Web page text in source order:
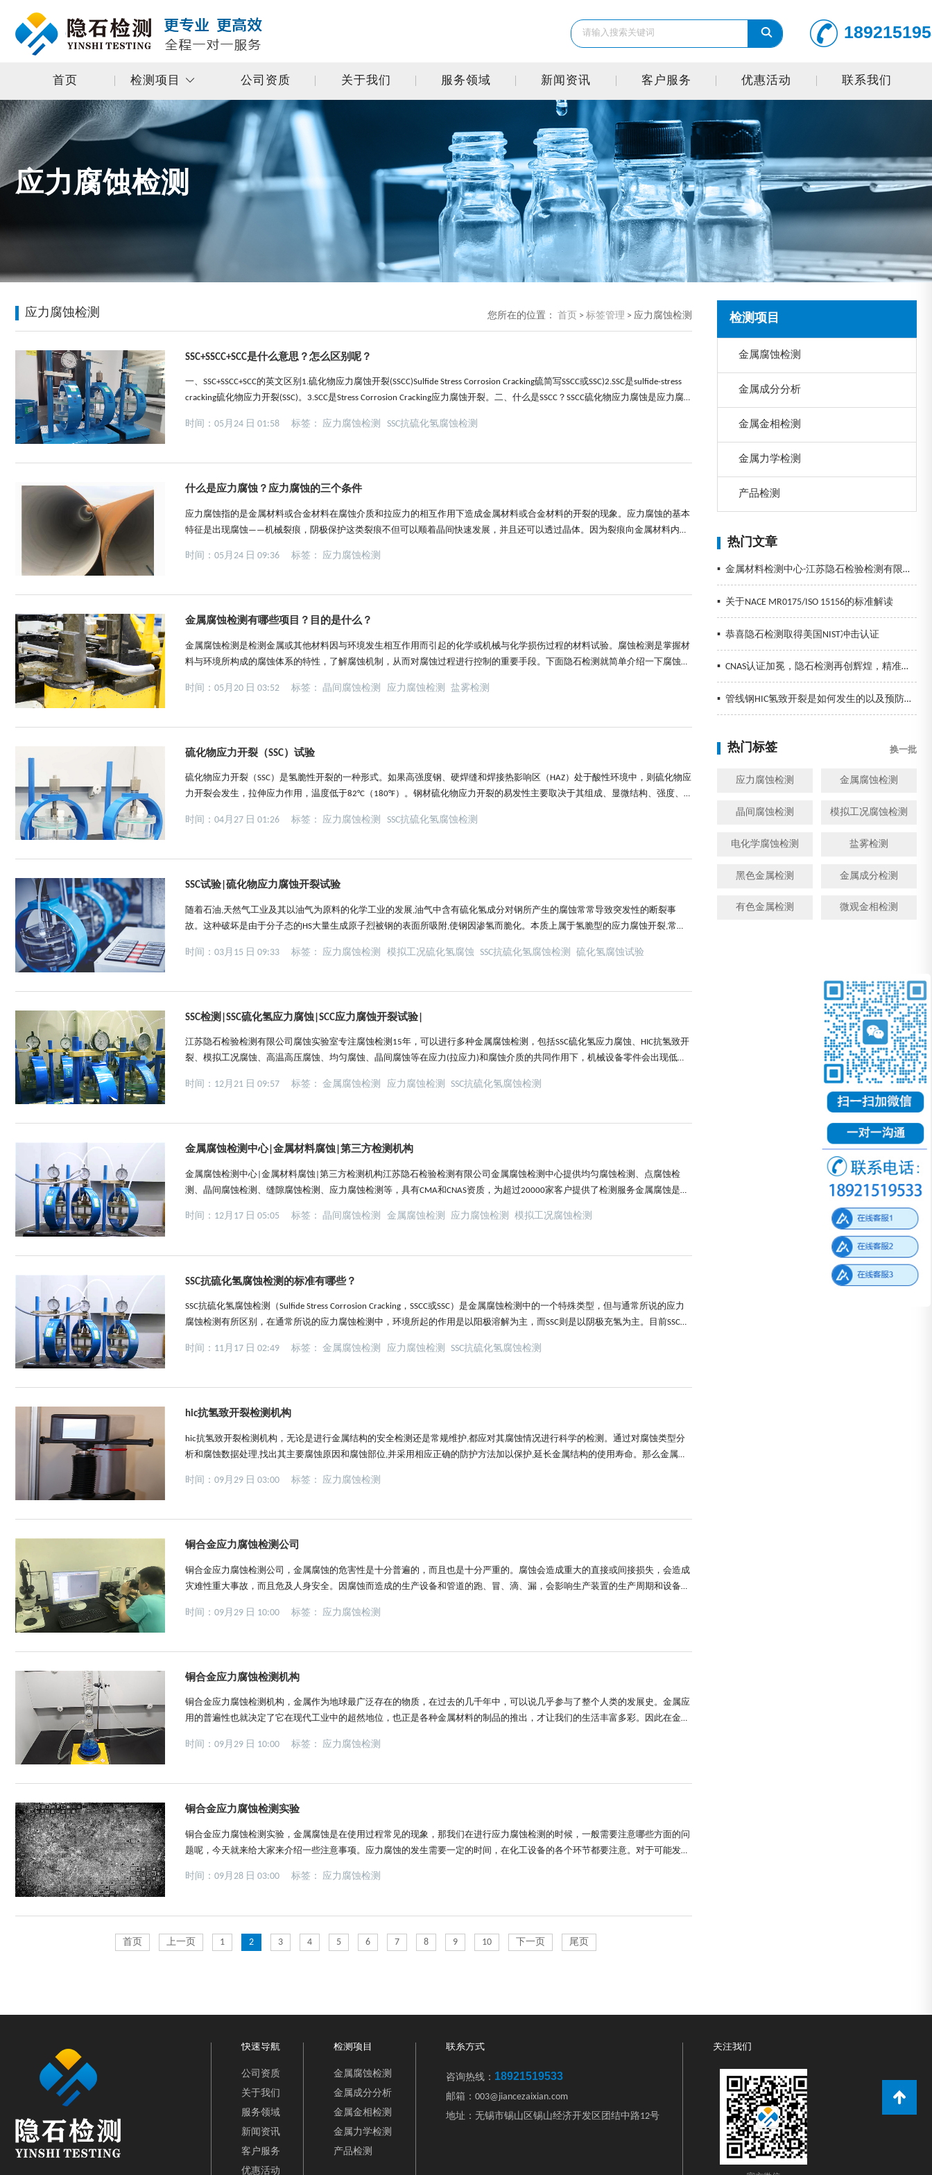
首页 检测项目 公司资质 关于我们 服务领域 新闻资讯 客户服务 优惠活动 联系我们
应力腐蚀检测
检测项目
金属腐蚀检测
金属成分分析
金属金相检测
金属力学检测
产品检测
热门文章
▪ 金属材料检测中心-江苏隐石检验检测有限公司
▪ 关于NACE MR0175/ISO 15156的标准解读
▪ 恭喜隐石检测取得美国NIST冲击认证
▪ CNAS认证加冕，隐石检测再创辉煌，精准检测助力企业发展！
▪ 管线钢HIC氢致开裂是如何发生的以及预防措施
热门标签 换一批
应力腐蚀检测 金属腐蚀检测
晶间腐蚀检测 模拟工况腐蚀检测
电化学腐蚀检测 盐雾检测
黑色金属检测 金属成分检测
有色金属检测 微观金相检测
您所在的位置： 首页 > 标签管理 > 应力腐蚀检测
应力腐蚀检测
SSC+SSCC+SCC是什么意思？怎么区别呢？
一、SSC+SSCC+SCC的英文区别1.硫化物应力腐蚀开裂(SSCC)Sulfide Stress Corrosion Cracking硫简写SSCC或SSC)2.SSC是sulfide-stress
cracking硫化物应力开裂(SSC)。3.SCC是Stress Corrosion Cracking应力腐蚀开裂。二、什么是SSCC？SSCC硫化物应力腐蚀是应力腐
时间：05月24 日 01:58 标签： 应力腐蚀检测 SSC抗硫化氢腐蚀检测
什么是应力腐蚀？应力腐蚀的三个条件
应力腐蚀指的是金属材料或合金材料在腐蚀介质和拉应力的相互作用下造成金属材料或合金材料的开裂的现象。应力腐蚀的基本
特征是出现腐蚀——机械裂痕，阴极保护这类裂痕不但可以顺着晶间快速发展，并且还可以透过晶体。因为裂痕向金属材料内部
该设施是在高压情况下运行，将造成情况严重的事故。微裂痕一经出现，其发展的速度快速，且在毁坏前半段有显著的前兆，因
时间：05月24 日 09:36 标签：应力腐蚀检测
金属腐蚀检测有哪些项目？目的是什么？
金属腐蚀检测是检测金属或其他材料因与环境发生相互作用而引起的化学或机械与化学损伤过程的材料试验。腐蚀检测是掌握材
料与环境所构成的腐蚀体系的特性，了解腐蚀机制，从而对腐蚀过程进行控制的重要手段。下面隐石检测就简单介绍一下腐蚀检
控制途径和预计采取这些措施后构件的服役寿命;2.评价材料的耐蚀性能;3.确定环境的侵蚀性，研究环境中杂质、添加剂等对腐蚀
时间：05月20 日 03:52 标签：晶间腐蚀检测 应力腐蚀检测 盐雾检测
硫化物应力开裂（SSC）试验
硫化物应力开裂（SSC）是氢脆性开裂的一种形式。如果高强度钢、硬焊缝和焊接热影响区（HAZ）处于酸性环境中，则硫化物应
力开裂会发生，拉伸应力作用，温度低于82°C（180°F）。钢材硫化物应力开裂的易发性主要取决于其组成、显微结构、强度、
据。GB/T 4157-2017硫化氢环境中耐硫化物应力开裂和应力腐蚀开裂的实验室试验方法，以及NACE...
时间：04月27 日 01:26 标签：应力腐蚀检测 SSC抗硫化氢腐蚀检测
SSC试验|硫化物应力腐蚀开裂试验
随着石油,天然气工业及其以油气为原料的化学工业的发展,油气中含有硫化氢成分对钢所产生的腐蚀常常导致突发性的断裂事
故。这种破坏是由于分子态的HS大量生成原子烈被钢的表面所吸附,使钢因渗氢而脆化。本质上属于氢脆型的应力腐蚀开裂,常称
应力集中。硫化物应力腐蚀开裂在常温时比高于或低于常温时更容易发生，大多数研究者认为80℃左右时开裂敏感性最高...
时间：03月15 日 09:33 标签： 应力腐蚀检测 模拟工况硫化氢腐蚀 SSC抗硫化氢腐蚀检测 硫化氢腐蚀试验
SSC检测|SSC硫化氢应力腐蚀|SCC应力腐蚀开裂试验|
江苏隐石检验检测有限公司腐蚀实验室专注腐蚀检测15年，可以进行多种金属腐蚀检测，包括SSC硫化氢应力腐蚀、HIC抗氢致开
裂、模拟工况腐蚀、高温高压腐蚀、均匀腐蚀、晶间腐蚀等在应力(拉应力)和腐蚀介质的共同作用下，机械设备零件会出现低于
氢氧化物、硝酸盐和含氧水，分别称为氯裂(氯脆或氯化物裂)、碱裂(碱脆)、硝酸盐裂(硝酸盐脆)和氧裂(氧脆)等...
时间：12月21 日 09:57 标签：金属腐蚀检测 应力腐蚀检测 SSC抗硫化氢腐蚀检测
金属腐蚀检测中心|金属材料腐蚀|第三方检测机构
金属腐蚀检测中心|金属材料腐蚀|第三方检测机构江苏隐石检验检测有限公司金属腐蚀检测中心提供均匀腐蚀检测、点腐蚀检
测、晶间腐蚀检测、缝隙腐蚀检测、应力腐蚀检测等，具有CMA和CNAS资质，为超过20000家客户提供了检测服务金属腐蚀是指
面上发生化学或电化学非均相反应，从而使金属进入氧化（离子）状态。这将显著降低金属材料的强度、塑性、韧性和其他机械
时间：12月17 日 05:05 标签：晶间腐蚀检测 金属腐蚀检测 应力腐蚀检测 模拟工况腐蚀检测
SSC抗硫化氢腐蚀检测的标准有哪些？
SSC抗硫化氢腐蚀检测（Sulfide Stress Corrosion Cracking，SSCC或SSC）是金属腐蚀检测中的一个特殊类型，但与通常所说的应力
腐蚀检测有所区别，在通常所说的应力腐蚀检测中，环境所起的作用是以阳极溶解为主，而SSC则是以阴极充氢为主。目前SSC机
SSC抗硫化氢腐蚀检测已经在石油管道、压力容器、锅炉、石油钻杆、阀门、...
时间：11月17 日 02:49 标签：金属腐蚀检测 应力腐蚀检测 SSC抗硫化氢腐蚀检测
hic抗氢致开裂检测机构
hic抗氢致开裂检测机构，无论是进行金属结构的安全检测还是常规维护,都应对其腐蚀情况进行科学的检测。通过对腐蚀类型分
析和腐蚀数据处理,找出其主要腐蚀原因和腐蚀部位,并采用相应正确的防护方法加以保护,延长金属结构的使用寿命。那么金属腐
归因于它们的强度、刚度、韧性和耐高温。不幸的是，金属会受到腐蚀的侵害（贵金属除外，如黄金和铂金，它们在常规条件下
时间：09月29 日 03:00 标签：应力腐蚀检测
铜合金应力腐蚀检测公司
铜合金应力腐蚀检测公司，金属腐蚀的危害性是十分普遍的，而且也是十分严重的。腐蚀会造成重大的直接或间接损失，会造成
灾难性重大事故，而且危及人身安全。因腐蚀而造成的生产设备和管道的跑、冒、滴、漏，会影响生产装置的生产周期和设备寿
防止应力腐蚀的措施合理选择金属材料，根据零件的应力和接触的化学介质选择耐应力腐蚀的金属材料。2. 也应尽量选用高
时间：09月29 日 10:00 标签： 应力腐蚀检测
铜合金应力腐蚀检测机构
铜合金应力腐蚀检测机构，金属作为地球最广泛存在的物质，在过去的几千年中，可以说几乎参与了整个人类的发展史。金属应
用的普遍性也就决定了它在现代工业中的超然地位，也正是各种金属材料的制品的推出，才让我们的生活丰富多彩。因此在金属
潜力在中远离潜在应力腐蚀敏感区域,这也是一项措施,防止应力腐蚀。一般采用阴极保护方法。然而，这种保护方法不能用于高
时间：09月29 日 10:00 标签：应力腐蚀检测
铜合金应力腐蚀检测实验
铜合金应力腐蚀检测实验，金属腐蚀是在使用过程常见的现象，那我们在进行应力腐蚀检测的时候，一般需要注意哪些方面的问
题呢，今天就来给大家来介绍一些注意事项。应力腐蚀的发生需要一定的时间，在化工设备的各个环节都要注意。对于可能发生
蚀。由于金属在中只产生应力腐蚀在一定的电极电位范围内,采用外部潜在的方法使金属的潜力在中远离潜在应力腐蚀敏感区域,
时间：09月28 日 03:00 标签：应力腐蚀检测
首页 上一页 1 2 3 4 5 6 7 8 9 10 下一页 尾页
快速导航
公司资质
关于我们
服务领域
新闻资讯
客户服务
优惠活动
检测项目
金属腐蚀检测
金属成分分析
金属金相检测
金属力学检测
产品检测
联系方式
咨询热线： 18921519533
邮箱：003@jiancezaixian.com
地址：无锡市锡山区锡山经济开发区团结中路12号
关注我们